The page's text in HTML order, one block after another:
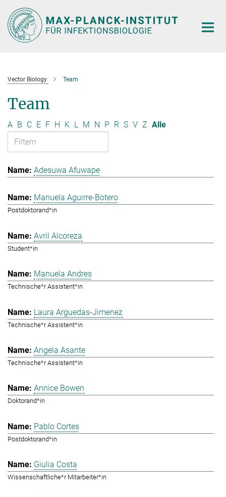
Hauptinhalt
Vector Biology Team
Team
A B C E F H K L M N P R S V Z Alle
Adesuwa Afuwape
Manuela Aguirre-Botero
Postdoktorand*in
Avril Alcoreza
Student*in
Manuela Andres
Technische*r Assistent*in
Laura Arguedas-Jimenez
Technische*r Assistent*in
Angela Asante
Technische*r Assistent*in
Annice Bowen
Doktorand*in
Pablo Cortes
Postdoktorand*in
Giulia Costa
Wissenschaftliche*r Mitarbeiter*in